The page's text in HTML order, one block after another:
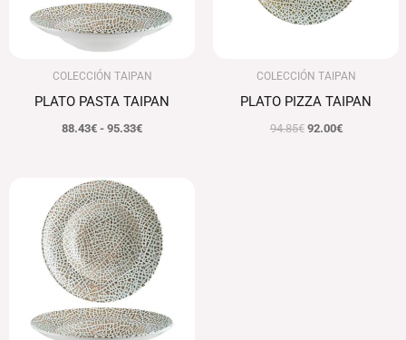
COLECCIÓN TAIPAN
PLATO PASTA TAIPAN
88.43€ - 95.33€
COLECCIÓN TAIPAN
PLATO PIZZA TAIPAN
94.85€ 92.00€
El
precio
original
era:
99.16€.
precio
actual
es:
96.19€.